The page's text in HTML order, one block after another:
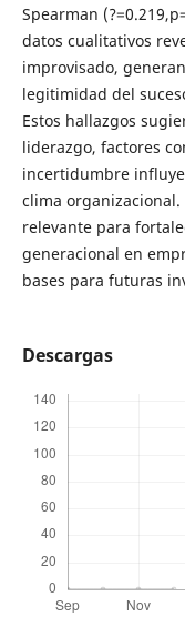
Spearman
datos cualitativos
improvisado,
legitimidad del
Estos hallazgos
liderazgo, factores
incertidumbre
clima
relevante para
generacional en
bases para futuras
Descargas